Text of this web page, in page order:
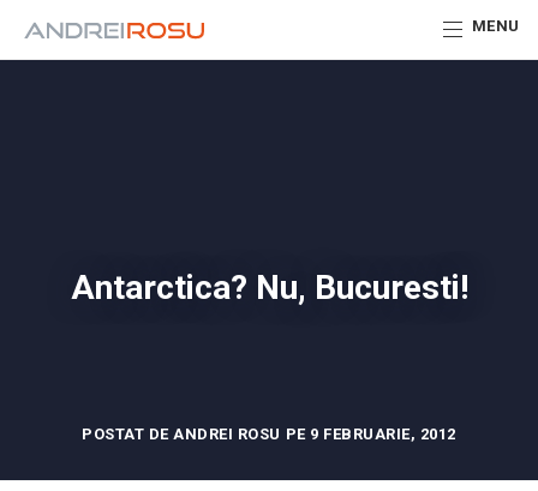
MENU
Antarctica? Nu, Bucuresti!
POSTAT DE ANDREI ROSU PE 9 FEBRUARIE, 2012